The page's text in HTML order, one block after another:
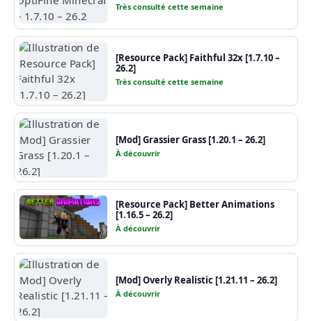
Très consulté cette semaine
[Resource Pack] Faithful 32x [1.7.10 –
26.2]
Très consulté cette semaine
[Mod] Grassier Grass [1.20.1 – 26.2]
À découvrir
[Resource Pack] Better Animations
[1.16.5 – 26.2]
À découvrir
[Mod] Overly Realistic [1.21.11 – 26.2]
À découvrir